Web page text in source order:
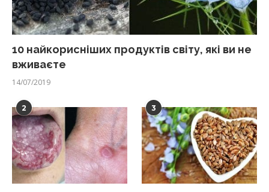
10 найкорисніших продуктів світу, які ви не
вживаєте
14/07/2019
2 3